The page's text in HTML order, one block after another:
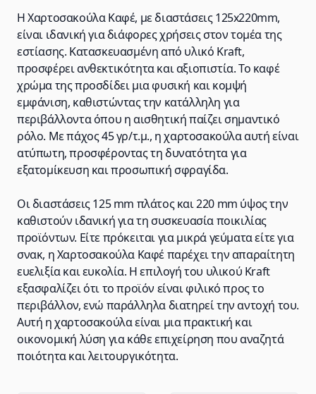
Η Χαρτοσακούλα Καφέ, με διαστάσεις 125x220mm,
είναι ιδανική για διάφορες χρήσεις στον τομέα της
εστίασης. Κατασκευασμένη από υλικό Kraft,
προσφέρει ανθεκτικότητα και αξιοπιστία. Το καφέ
χρώμα της προσδίδει μια φυσική και κομψή
εμφάνιση, καθιστώντας την κατάλληλη για
περιβάλλοντα όπου η αισθητική παίζει σημαντικό
ρόλο. Με πάχος 45 γρ/τ.μ., η χαρτοσακούλα αυτή είναι
ατύπωτη, προσφέροντας τη δυνατότητα για
εξατομίκευση και προσωπική σφραγίδα.
Οι διαστάσεις 125 mm πλάτος και 220 mm ύψος την
καθιστούν ιδανική για τη συσκευασία ποικιλίας
προϊόντων. Είτε πρόκειται για μικρά γεύματα είτε για
σνακ, η Χαρτοσακούλα Καφέ παρέχει την απαραίτητη
ευελιξία και ευκολία. Η επιλογή του υλικού Kraft
εξασφαλίζει ότι το προϊόν είναι φιλικό προς το
περιβάλλον, ενώ παράλληλα διατηρεί την αντοχή του.
Αυτή η χαρτοσακούλα είναι μια πρακτική και
οικονομική λύση για κάθε επιχείρηση που αναζητά
ποιότητα και λειτουργικότητα.